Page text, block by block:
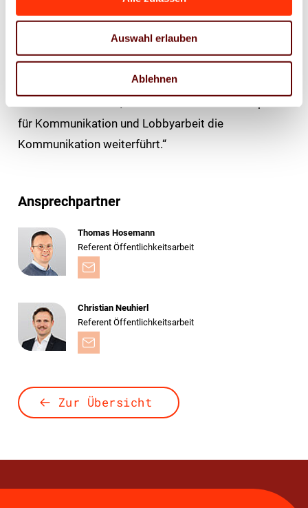
Auswahl erlauben
Ablehnen
wird diese wertvolle Arbeit von einer
Branchenkennerin weitergeführt. Darüber hinaus
bringt sie viel Erfahrung in der
Verbandskommunikation und der politischen
für Kommunikation und Lobbyarbeit die
Kommunikation weiterführt.“
Ansprechpartner
Thomas Hosemann
Referent Öffentlichkeitsarbeit
Christian Neuhierl
Referent Öffentlichkeitsarbeit
Zur Übersicht